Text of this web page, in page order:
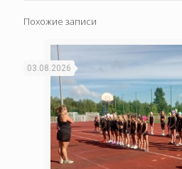
Похожие записи
03.08.2026